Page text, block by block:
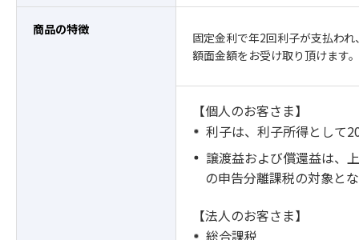
商品の特徴
固定金利で年2回利子が支払わ
額面金額をお受け取り頂けます。
【個人のお客さま】
利子は、利子所得として
譲渡益および償還益は、
の申告分離課税の対象と
【法人のお客さま】
総合課税